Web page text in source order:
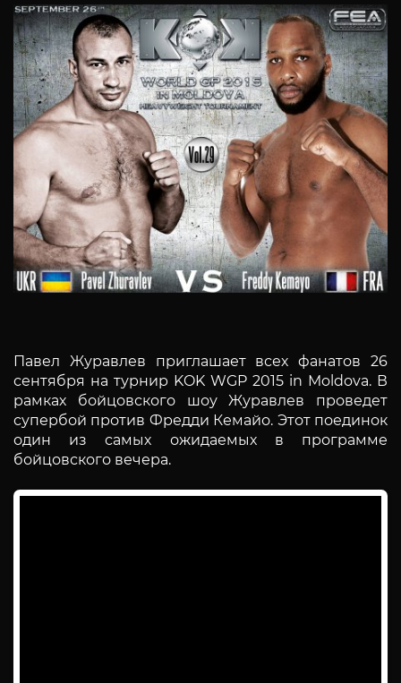
Павел Журавлев приглашает всех фанатов 26
сентября на турнир KOK WGP 2015 in Moldova. В
рамках бойцовского шоу Журавлев проведет
супербой против Фредди Кемайо. Этот поединок
один из самых ожидаемых в программе
бойцовского вечера.